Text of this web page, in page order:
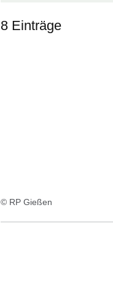
8 Einträge
© RP Gießen